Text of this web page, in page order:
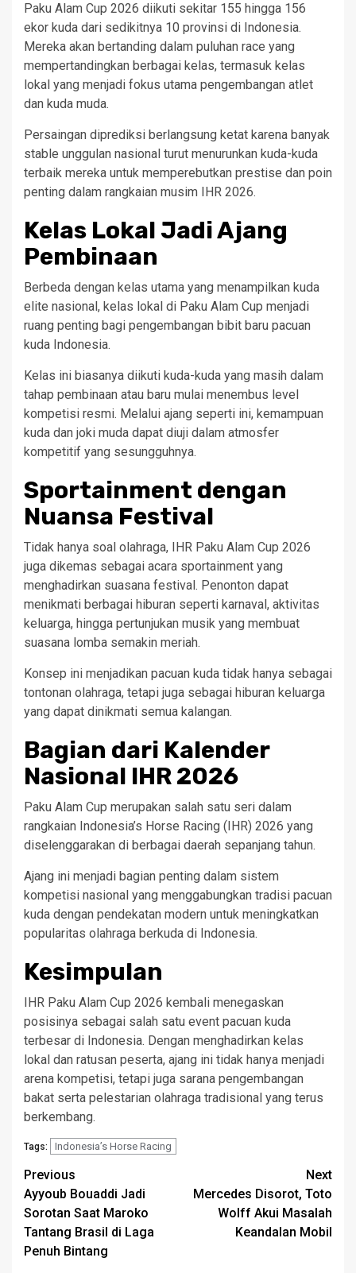
Paku Alam Cup 2026 diikuti sekitar 155 hingga 156
ekor kuda dari sedikitnya 10 provinsi di Indonesia.
Mereka akan bertanding dalam puluhan race yang
mempertandingkan berbagai kelas, termasuk kelas
lokal yang menjadi fokus utama pengembangan atlet
dan kuda muda.
Persaingan diprediksi berlangsung ketat karena banyak
stable unggulan nasional turut menurunkan kuda-kuda
terbaik mereka untuk memperebutkan prestise dan poin
penting dalam rangkaian musim IHR 2026.
Kelas Lokal Jadi Ajang
Pembinaan
Berbeda dengan kelas utama yang menampilkan kuda
elite nasional, kelas lokal di Paku Alam Cup menjadi
ruang penting bagi pengembangan bibit baru pacuan
kuda Indonesia.
Kelas ini biasanya diikuti kuda-kuda yang masih dalam
tahap pembinaan atau baru mulai menembus level
kompetisi resmi. Melalui ajang seperti ini, kemampuan
kuda dan joki muda dapat diuji dalam atmosfer
kompetitif yang sesungguhnya.
Sportainment dengan
Nuansa Festival
Tidak hanya soal olahraga, IHR Paku Alam Cup 2026
juga dikemas sebagai acara sportainment yang
menghadirkan suasana festival. Penonton dapat
menikmati berbagai hiburan seperti karnaval, aktivitas
keluarga, hingga pertunjukan musik yang membuat
suasana lomba semakin meriah.
Konsep ini menjadikan pacuan kuda tidak hanya sebagai
tontonan olahraga, tetapi juga sebagai hiburan keluarga
yang dapat dinikmati semua kalangan.
Bagian dari Kalender
Nasional IHR 2026
Paku Alam Cup merupakan salah satu seri dalam
rangkaian Indonesia’s Horse Racing (IHR) 2026 yang
diselenggarakan di berbagai daerah sepanjang tahun.
Ajang ini menjadi bagian penting dalam sistem
kompetisi nasional yang menggabungkan tradisi pacuan
kuda dengan pendekatan modern untuk meningkatkan
popularitas olahraga berkuda di Indonesia.
Kesimpulan
IHR Paku Alam Cup 2026 kembali menegaskan
posisinya sebagai salah satu event pacuan kuda
terbesar di Indonesia. Dengan menghadirkan kelas
lokal dan ratusan peserta, ajang ini tidak hanya menjadi
arena kompetisi, tetapi juga sarana pengembangan
bakat serta pelestarian olahraga tradisional yang terus
berkembang.
Tags: Indonesia’s Horse Racing
Post
navigation
Previous
Ayyoub Bouaddi Jadi
Sorotan Saat Maroko
Tantang Brasil di Laga
Penuh Bintang
Next
Mercedes Disorot, Toto
Wolff Akui Masalah
Keandalan Mobil